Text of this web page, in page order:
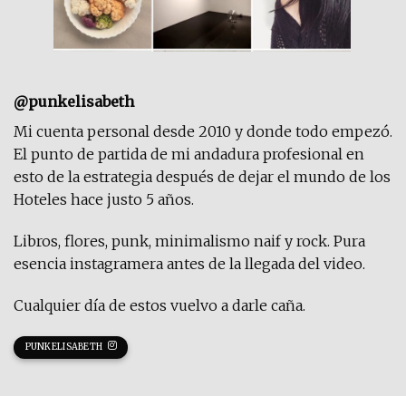
@punkelisabeth
Mi cuenta personal desde 2010 y donde todo empezó.
El punto de partida de mi andadura profesional en
esto de la estrategia después de dejar el mundo de los
Hoteles hace justo 5 años.
Libros, flores, punk, minimalismo naif y rock. Pura
esencia instagramera antes de la llegada del video.
Cualquier día de estos vuelvo a darle caña.
PUNKELISABETH